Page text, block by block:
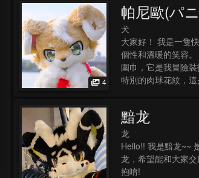
膀但因左翼較小無法
4
帕尼歐(パ
犬
大家好！ 我是一隻
個性和溫暖的笑容
圍巾，它是我冒險
特別的肉球花紋，
黯龙
龙
Hello!! 我是黯龙~~
龙，希望能和大家
抱唷!